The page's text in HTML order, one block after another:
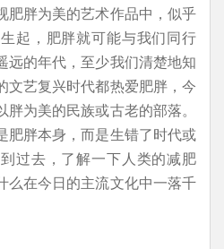
肥胖为美的艺术作品中，似乎
起，肥胖就可能与我们同行
远的年代，至少我们清楚地知
文艺复兴时代都热爱肥胖，今
为美的民族或古老的部落。
肥胖本身，而是生错了时代或
过去，了解一下人类的减肥
么在今日的主流文化中一落千